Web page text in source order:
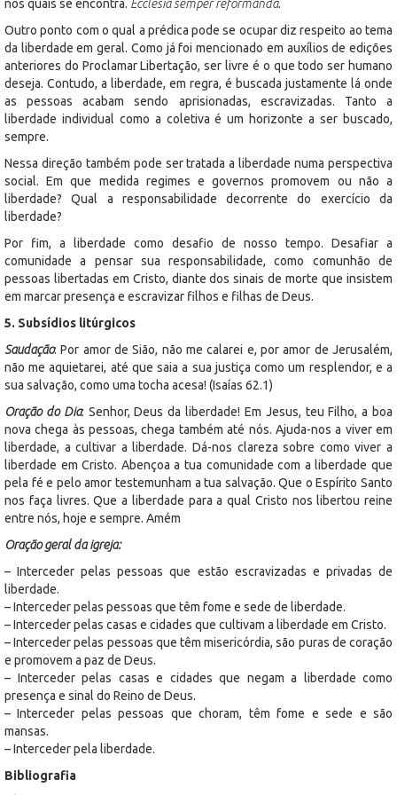
nos quais se encontra. Ecclesia semper reformanda.
Outro ponto com o qual a prédica pode se ocupar diz respeito ao tema
da liberdade em geral. Como já foi mencionado em auxílios de edições
anteriores do Proclamar Libertação, ser livre é o que todo ser humano
deseja. Contudo, a liberdade, em regra, é buscada justamente lá onde
as pessoas acabam sendo aprisionadas, escravizadas. Tanto a
liberdade individual como a coletiva é um horizonte a ser buscado,
sempre.
Nessa direção também pode ser tratada a liberdade numa perspectiva
social. Em que medida regimes e governos promovem ou não a
liberdade? Qual a responsabilidade decorrente do exercício da
liberdade?
Por fim, a liberdade como desafio de nosso tempo. Desafiar a
comunidade a pensar sua responsabilidade, como comunhão de
pessoas libertadas em Cristo, diante dos sinais de morte que insistem
em marcar presença e escravizar filhos e filhas de Deus.
5. Subsídios litúrgicos
Saudação: Por amor de Sião, não me calarei e, por amor de Jerusalém,
não me aquietarei, até que saia a sua justiça como um resplendor, e a
sua salvação, como uma tocha acesa! (Isaías 62.1)
Oração do Dia: Senhor, Deus da liberdade! Em Jesus, teu Filho, a boa
nova chega às pessoas, chega também até nós. Ajuda-nos a viver em
liberdade, a cultivar a liberdade. Dá-nos clareza sobre como viver a
liberdade em Cristo. Abençoa a tua comunidade com a liberdade que
pela fé e pelo amor testemunham a tua salvação. Que o Espírito Santo
nos faça livres. Que a liberdade para a qual Cristo nos libertou reine
entre nós, hoje e sempre. Amém
Oração geral da igreja:
– Interceder pelas pessoas que estão escravizadas e privadas de
liberdade.
– Interceder pelas pessoas que têm fome e sede de liberdade.
– Interceder pelas casas e cidades que cultivam a liberdade em Cristo.
– Interceder pelas pessoas que têm misericórdia, são puras de coração
e promovem a paz de Deus.
– Interceder pelas casas e cidades que negam a liberdade como
presença e sinal do Reino de Deus.
– Interceder pelas pessoas que choram, têm fome e sede e são
mansas.
– Interceder pela liberdade.
Bibliografia